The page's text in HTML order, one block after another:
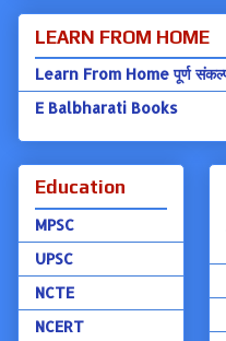
LEARN FROM HOME
Learn From Home पूर्ण
E Balbharati Books
Education
MPSC
UPSC
NCTE
NCERT